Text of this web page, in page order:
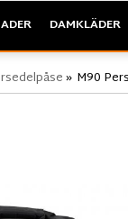
DAMKLÄDER
» M90